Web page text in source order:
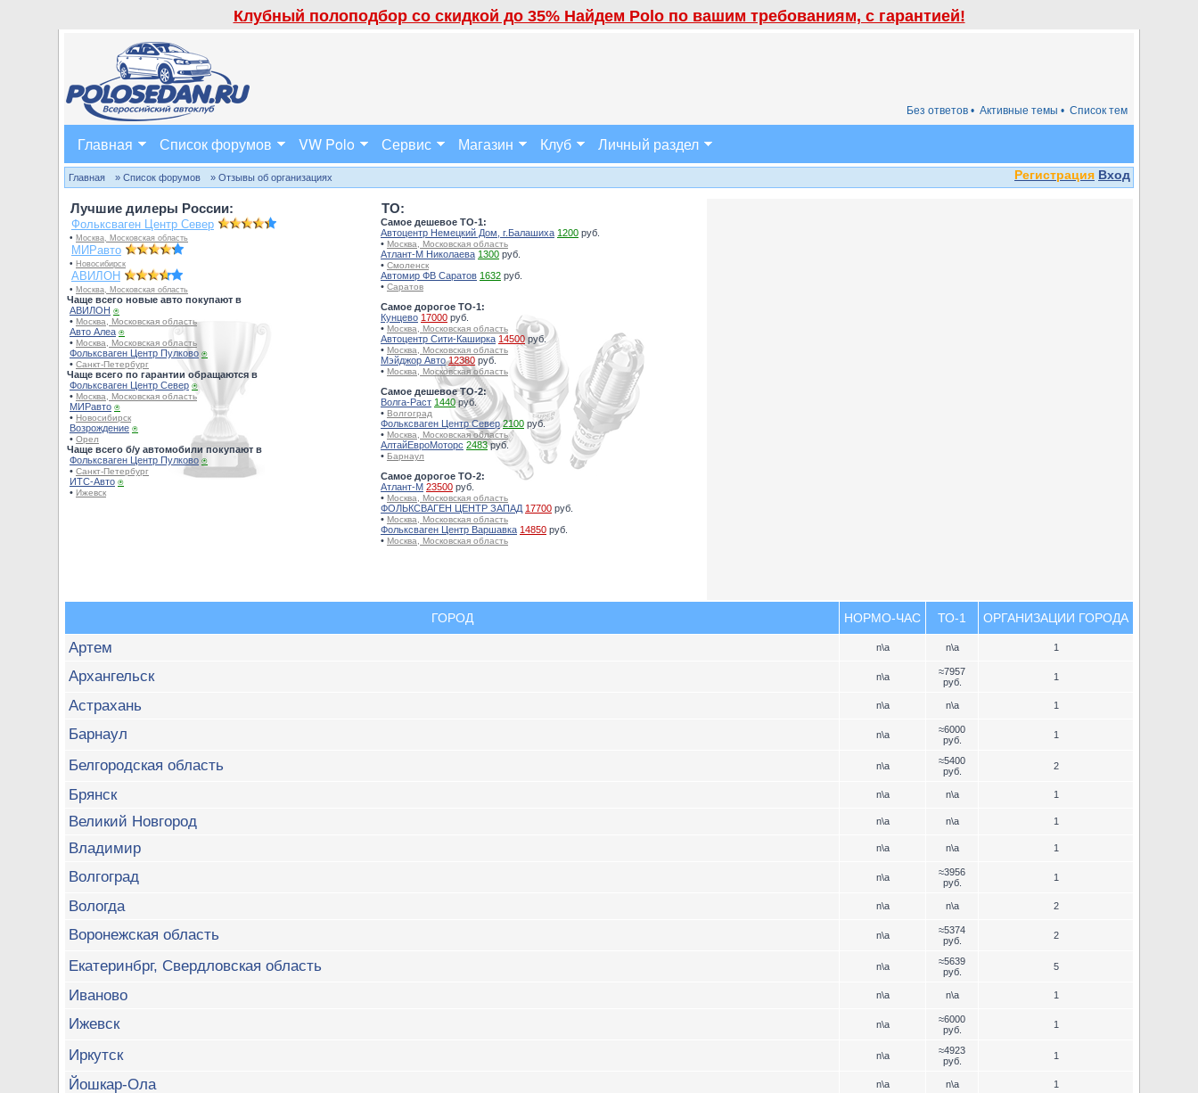
Клубный полоподбор со скидкой до 35% Найдем Polo по вашим требованиям, с гарантией!
Список тем
Активные темы •
Без ответов •
Главная Список форумов VW Polo Сервис Магазин Клуб Личный раздел
Регистрация Вход
Главная » Список форумов » Отзывы об организациях
Лучшие дилеры России:
Фольксваген Центр Север
• Москва, Московская область
МИРавто
• Новосибирск
АВИЛОН
• Москва, Московская область
Чаще всего новые авто покупают в
АВИЛОН ⍟
• Москва, Московская область
Авто Алеа ⍟
• Москва, Московская область
Фольксваген Центр Пулково ⍟
• Санкт-Петербург
Чаще всего по гарантии обращаются в
Фольксваген Центр Север ⍟
• Москва, Московская область
МИРавто ⍟
• Новосибирск
Возрождение ⍟
• Орел
Чаще всего б/у автомобили покупают в
Фольксваген Центр Пулково ⍟
• Санкт-Петербург
ИТС-Авто ⍟
• Ижевск
TO:
Самое дешевое ТО-1:
Автоцентр Немецкий Дом, г.Балашиха 1200 руб.
• Москва, Московская область
Атлант-М Николаева 1300 руб.
• Смоленск
Автомир ФВ Саратов 1632 руб.
• Саратов
Самое дорогое ТО-1:
Кунцево 17000 руб.
• Москва, Московская область
Автоцентр Сити-Каширка 14500 руб.
• Москва, Московская область
Мэйджор Авто 12380 руб.
• Москва, Московская область
Самое дешевое ТО-2:
Волга-Раст 1440руб.
• Волгоград
Фольксваген Центр Север 2100 руб.
• Москва, Московская область
АлтайЕвроМоторс 2483руб.
• Барнаул
Самое дорогое ТО-2:
Атлант-М 23500 руб.
• Москва, Московская область
ФОЛЬКСВАГЕН ЦЕНТР ЗАПАД 17700 руб.
• Москва, Московская область
Фольксваген Центр Варшавка 14850 руб.
• Москва, Московская область
ГОРОД НОРМО-ЧАС ТО-1 ОРГАНИЗАЦИИ ГОРОДА
Артем n\a n\a 1
Архангельск n\a
≈7957
руб.
1
Астрахань n\a n\a 1
Барнаул n\a
≈6000
руб.
1
Белгородская область n\a
≈5400
руб.
2
Брянск n\a n\a 1
Великий Новгород n\a n\a 1
Владимир n\a n\a 1
Волгоград n\a
≈3956
руб.
1
Вологда n\a n\a 2
Воронежская область n\a
≈5374
руб.
2
Екатеринбрг, Свердловская область n\a
≈5639
руб.
5
Иваново n\a n\a 1
Ижевск n\a
≈6000
руб.
1
Иркутск n\a
≈4923
руб.
1
Йошкар-Ола n\a n\a 1